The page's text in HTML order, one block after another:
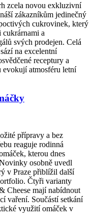
zcela novou exkluzivní
zákazníkům jedinečný
cukrovinek, který
cukrárnami a
svých prodejen. Celá
na excelentní
receptury a
evokují atmosféru letní
přípravy a bez
reaguje rodinná
kterou dnes
osobně uvedl
v Praze přiblížil další
Čtyři varianty
Cheese mají nabídnout
vaření. Součástí setkání
využití omáček v